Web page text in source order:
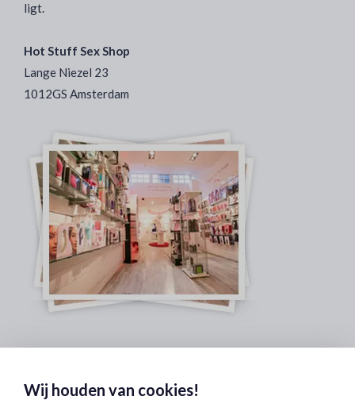
ligt.
Hot Stuff Sex Shop
Lange Niezel 23
1012GS Amsterdam
Wij houden van cookies!